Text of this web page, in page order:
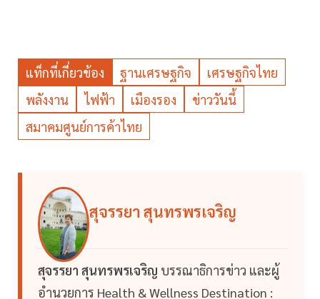
แท็กที่เกี่ยวข้อง ฐานเศรษฐกิจ
เศรษฐกิจไทย
พลังงาน
ไฟฟ้า เมืองรอง
ข่าววันนี้
สมาคมศูนย์การค้าไทย
สุจรรยา สุนทรพรเจริญ
สุจรรยา สุนทรพรเจริญ บรรณาธิการข่าว และผู้
อำนวยการ Health & Wellness Destination :